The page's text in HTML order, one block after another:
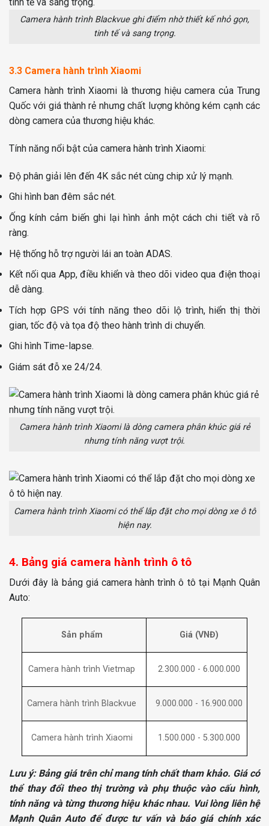
Camera hành trình Blackvue ghi điểm nhờ thiết kế nhỏ gọn,
tinh tế và sang trọng.
3.3 Camera hành trình Xiaomi
Camera hành trình Xiaomi là thương hiệu camera của Trung
Quốc với giá thành rẻ nhưng chất lượng không kém cạnh các
dòng camera của thương hiệu khác.
Tính năng nổi bật của camera hành trình Xiaomi:
Độ phân giải lên đến 4K sắc nét cùng chip xử lý mạnh.
Ghi hình ban đêm sắc nét.
Ống kính cảm biến ghi lại hình ảnh một cách chi tiết và rõ
ràng.
Hệ thống hỗ trợ người lái an toàn ADAS.
Kết nối qua App, điều khiển và theo dõi video qua điện thoại
dễ dàng.
Tích hợp GPS với tính năng theo dõi lộ trình, hiển thị thời
gian, tốc độ và tọa độ theo hành trình di chuyển.
Ghi hình Time-lapse.
Giám sát đỗ xe 24/24.
Camera hành trình Xiaomi là dòng camera phân khúc giá rẻ
nhưng tính năng vượt trội.
Camera hành trình Xiaomi có thể lắp đặt cho mọi dòng xe ô tô
hiện nay.
4. Bảng giá camera hành trình ô tô
Dưới đây là bảng giá camera hành trình ô tô tại Mạnh Quân
Auto:
Sản phẩm Giá (VNĐ)
Camera hành trình Vietmap 2.300.000 - 6.000.000
Camera hành trình Blackvue 9.000.000 - 16.900.000
Camera hành trình Xiaomi 1.500.000 - 5.300.000
Lưu ý: Bảng giá trên chỉ mang tính chất tham khảo. Giá có
thể thay đổi theo thị trường và phụ thuộc vào cấu hình,
tính năng và từng thương hiệu khác nhau. Vui lòng liên hệ
Mạnh Quân Auto để được tư vấn và báo giá chính xác